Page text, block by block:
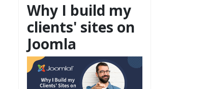
Why I build my
clients' sites on
Joomla